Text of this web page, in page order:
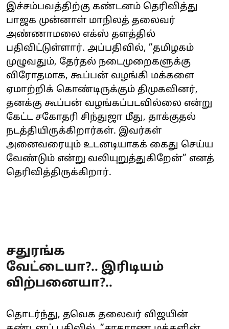
இச்சம்பவத்திற்கு கண்டனம் தெரிவித்து
பாஜக முன்னாள் மாநிலத் தலைவர்
அண்ணாமலை எக்ஸ் தளத்தில்
பதிவிட்டுள்ளார். அப்பதிவில், ”தமிழகம்
முழுவதும், தேர்தல் நடைமுறைகளுக்கு
விரோதமாக, கூப்பன் வழங்கி மக்களை
ஏமாற்றிக் கொண்டிருக்கும் திமுகவினர்,
தனக்கு கூப்பன் வழங்கப்படவில்லை என்று
கேட்ட சகோதரி சிந்துஜா மீது, தாக்குதல்
நடத்தியிருக்கிறார்கள். இவர்கள்
அனைவரையும் உடனடியாகக் கைது செய்ய
வேண்டும் என்று வலியுறுத்துகிறேன்” எனத்
தெரிவித்திருக்கிறார்.
சதுரங்க
வேட்டையா?.. இரிடியம்
விற்பனையா?..
தொடர்ந்து, தவெக தலைவர் விஜயின்